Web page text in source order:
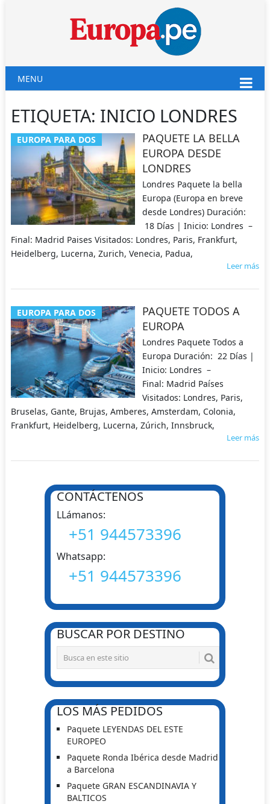
MENU
ETIQUETA: INICIO LONDRES
EUROPA PARA DOS
PAQUETE LA BELLA
EUROPA DESDE
LONDRES
Londres Paquete la bella
Europa (Europa en breve
desde Londres) Duración:
18 Días | Inicio: Londres –
Final: Madrid Paises Visitados: Londres, Paris, Frankfurt,
Heidelberg, Lucerna, Zurich, Venecia, Padua,
Leer más
EUROPA PARA DOS
PAQUETE TODOS A
EUROPA
Londres Paquete Todos a
Europa Duración: 22 Días |
Inicio: Londres –
Final: Madrid Países
Visitados: Londres, Paris,
Bruselas, Gante, Brujas, Amberes, Amsterdam, Colonia,
Frankfurt, Heidelberg, Lucerna, Zúrich, Innsbruck,
Leer más
NAVEGACIÓN
CONTÁCTENOS
LLámanos:
+51 944573396
Whatsapp:
+51 944573396
BUSCAR POR DESTINO
LOS MÁS PEDIDOS
Paquete LEYENDAS DEL ESTE
EUROPEO
Paquete Ronda Ibérica desde Madrid
a Barcelona
Paquete GRAN ESCANDINAVIA Y
BALTICOS